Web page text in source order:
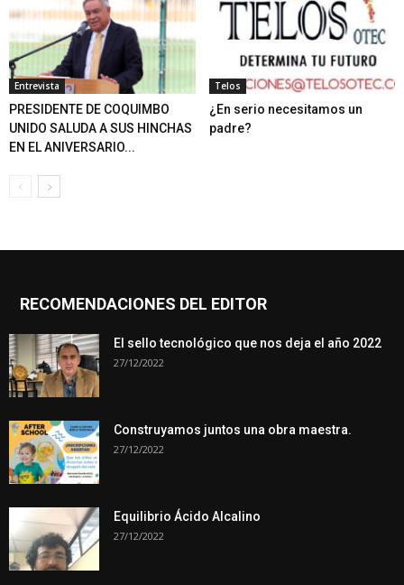
Entrevista
PRESIDENTE DE COQUIMBO
UNIDO SALUDA A SUS HINCHAS
EN EL ANIVERSARIO...
Telos
¿En serio necesitamos un
padre?
RECOMENDACIONES DEL EDITOR
El sello tecnológico que nos deja el año 2022
27/12/2022
Construyamos juntos una obra maestra.
27/12/2022
Equilibrio Ácido Alcalino
27/12/2022